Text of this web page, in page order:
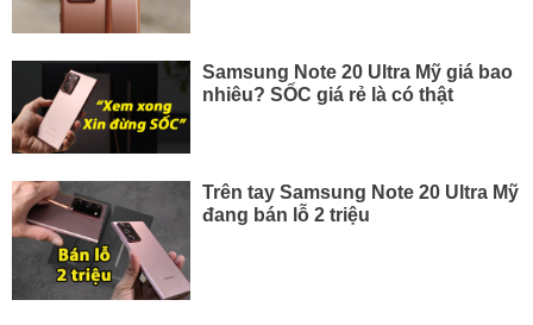
Samsung Note 20 Ultra Mỹ giá bao
nhiêu? SỐC giá rẻ là có thật
Trên tay Samsung Note 20 Ultra Mỹ
đang bán lỗ 2 triệu